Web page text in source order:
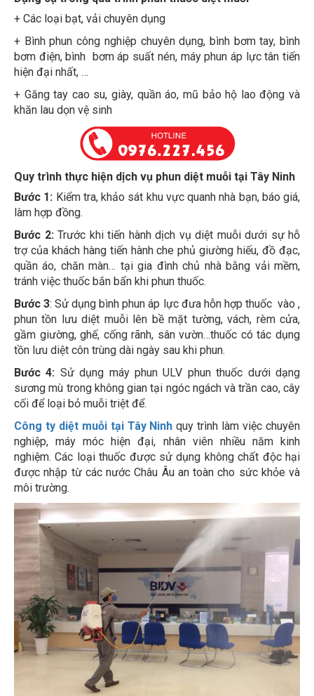
+ Các loại bạt, vải chuyên dụng
+ Bình phun công nghiệp chuyên dụng, bình bơm tay, bình
bơm điện, bình bơm áp suất nén, máy phun áp lực tân tiến
hiện đại nhất, …
+ Găng tay cao su, giày, quần áo, mũ bảo hộ lao động và
khăn lau dọn vệ sinh
Quy trình thực hiện dịch vụ phun diệt muỗi tại Tây Ninh
Bước 1:
Kiểm tra, khảo sát khu vực quanh nhà bạn, báo giá,
làm hợp đồng.
Bước 2: Trước khi tiến hành dịch vụ diệt muỗi dưới sự hỗ
trợ của khách hàng tiến hành che phủ giường hiếu, đồ đạc,
quần áo, chăn màn… tại gia đình chủ nhà bằng vải mềm,
tránh việc thuốc bắn bẩn khi phun thuốc.
Bước 3 : Sử dụng bình phun áp lực đưa hỗn hợp thuốc vào ,
phun tồn lưu diệt muỗi lên bề mặt tường, vách, rèm cửa,
gầm giường, ghế, cống rãnh, sân vườn…thuốc có tác dụng
tồn lưu diệt côn trùng dài ngày sau khi phun.
Bước 4:
Sử dụng máy phun ULV phun thuốc dưới dạng
sương mù trong không gian tại ngóc ngách và trần cao, cây
cối để loại bỏ muỗi triệt để.
Công ty diệt muỗi tại Tây Ninh
quy trình làm việc chuyên
nghiệp, máy móc hiện đại, nhân viên nhiều năm kinh
nghiệm. Các loại thuốc được sử dụng không chất độc hại
được nhập từ các nước Châu Âu an toàn cho sức khỏe và
môi trường.